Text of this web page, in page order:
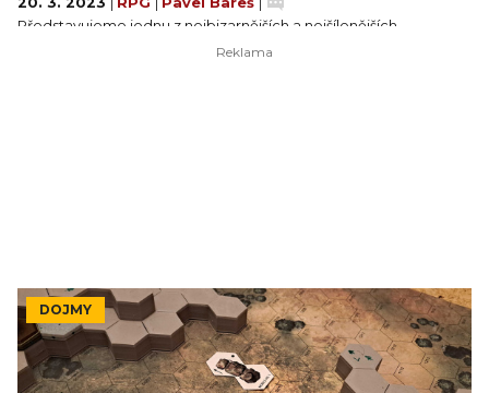
Představujeme jednu z nejbizarnějších a nejšílenějších
základních příruček, jaké si momentálně můžete pořídit.
DOJMY